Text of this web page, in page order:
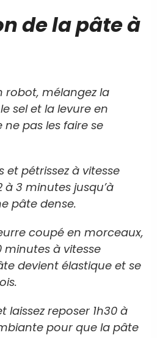
de la pâte à
robot, mélangez la
sel et la levure en
pas les faire se
et pétrissez à vitesse
3 minutes jusqu’à
pâte dense.
coupé en morceaux,
minutes à vitesse
devient élastique et se
laissez reposer 1h30 à
pour que la pâte